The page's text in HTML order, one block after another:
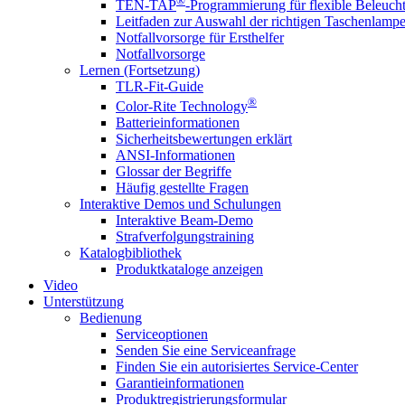
TEN-TAP -Programmierung für flexible
Leitfaden zur Auswahl der richtigen Taschenlampe
Notfallvorsorge für Ersthelfer
Notfallvorsorge
Lernen (Fortsetzung)
TLR-Fit-Guide
Color-Rite Technology®
Batterieinformationen
Sicherheitsbewertungen erklärt
ANSI-Informationen
Glossar der Begriffe
Häufig gestellte Fragen
Interaktive Demos und Schulungen
Interaktive Beam-Demo
Strafverfolgungstraining
Katalogbibliothek
Produktkataloge anzeigen
Video
Unterstützung
Bedienung
Serviceoptionen
Senden Sie eine Serviceanfrage
Finden Sie ein autorisiertes Service-Center
Garantieinformationen
Produktregistrierungsformular